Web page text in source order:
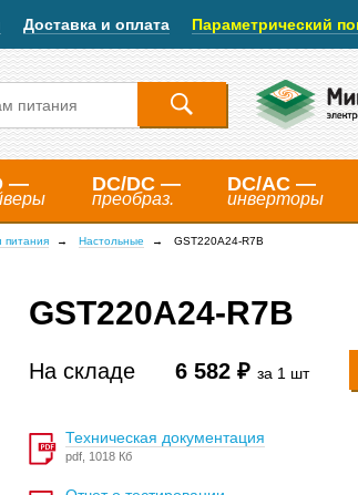
Доставка и оплата Параметрический
— DC/DC —
преобраз.
DC/AC —
инверторы
питания Настольные
GST220A24-R7B
GST220A24-R7B
На складе 6 582 ₽ за 1 шт
Техническая документация
pdf, 1018 Кб